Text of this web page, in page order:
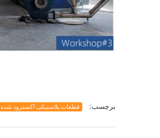
برچسب: قطعات پلاستیکی اکسترود شده